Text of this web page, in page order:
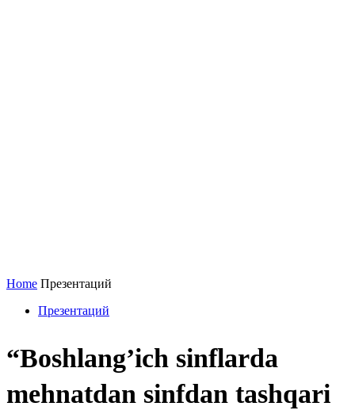
Home Презентаций
Презентаций
“Boshlang’ich sinflarda
mehnatdan sinfdan tashqari